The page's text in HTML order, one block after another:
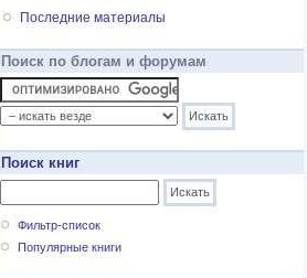
Последние материалы
Поиск по блогам и форумам
Поиск книг
Фильтр-список
Популярные книги